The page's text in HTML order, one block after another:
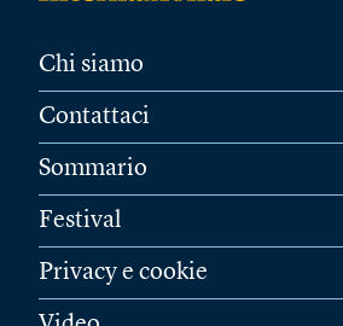
Chi siamo
Contattaci
Sommario
Festival
Privacy e cookie